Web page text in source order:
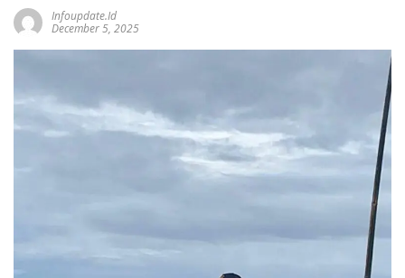
Infoupdate.id
December 5, 2025